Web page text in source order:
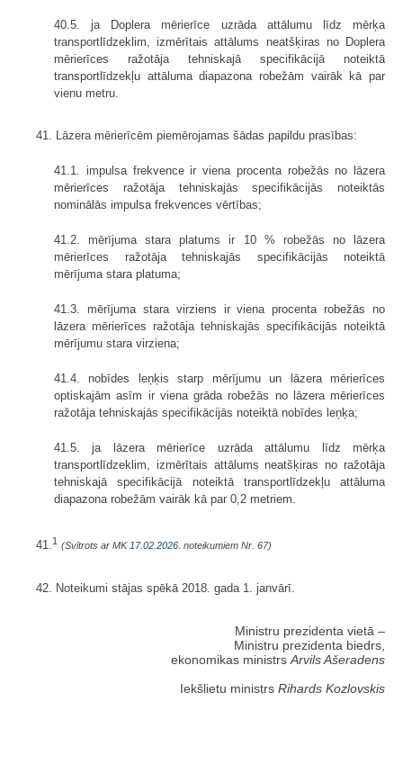
40.5. ja Doplera mērierīce uzrāda attālumu līdz mērķa
transportlīdzeklim, izmērītais attālums neatšķiras no Doplera
mērierīces ražotāja tehniskajā specifikācijā noteiktā
transportlīdzekļu attāluma diapazona robežām vairāk kā par
vienu metru.
41. Lāzera mērierīcēm piemērojamas šādas papildu prasības:
41.1. impulsa frekvence ir viena procenta robežās no lāzera
mērierīces ražotāja tehniskajās specifikācijās noteiktās
nominālās impulsa frekvences vērtības;
41.2. mērījuma stara platums ir 10 % robežās no lāzera
mērierīces ražotāja tehniskajās specifikācijās noteiktā
mērījuma stara platuma;
41.3. mērījuma stara virziens ir viena procenta robežās no
lāzera mērierīces ražotāja tehniskajās specifikācijās noteiktā
mērījumu stara virziena;
41.4. nobīdes leņķis starp mērījumu un lāzera mērierīces
optiskajām asīm ir viena grāda robežās no lāzera mērierīces
ražotāja tehniskajās specifikācijās noteiktā nobīdes leņķa;
41.5. ja lāzera mērierīce uzrāda attālumu līdz mērķa
transportlīdzeklim, izmērītais attālums neatšķiras no ražotāja
tehniskajā specifikācijā noteiktā transportlīdzekļu attāluma
diapazona robežām vairāk kā par 0,2 metriem.
41. 1 (Svītrots ar MK 17.02.2026. noteikumiem Nr. 67)
42. Noteikumi stājas spēkā 2018. gada 1. janvārī.
Ministru prezidenta vietā –
Ministru prezidenta biedrs,
ekonomikas ministrs Arvils Ašeradens
Iekšlietu ministrs Rihards Kozlovskis